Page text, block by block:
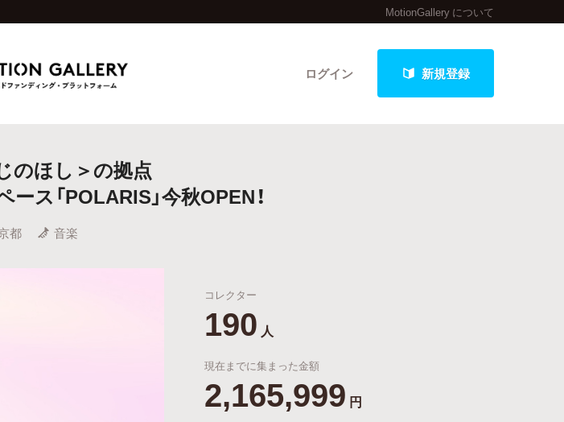
MotionGallery について
ログイン 新規登録
ロジェクト 終了間近のプロジェクト
のほし＞の拠点
ス「POLARIS」今秋OPEN！
都 音楽
コレクター
190 人
現在までに集まった金額
2,165,999 円